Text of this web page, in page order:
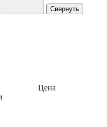
Свернуть
Цена